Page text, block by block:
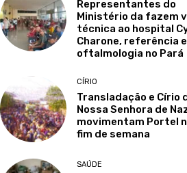
Representantes do
Ministério da fazem
técnica ao hospital
Charone, referência
oftalmologia no Pará
CÍRIO
Transladação e Círio
Nossa Senhora de
movimentam Portel
fim de semana
SAÚDE